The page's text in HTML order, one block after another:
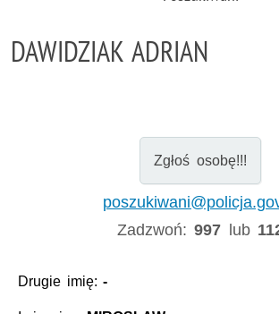
DAWIDZIAK ADRIAN
Zgłoś osobę!!!
Zadzwoń:997 lub
Drugie imię:-